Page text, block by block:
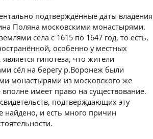
подтверждённые даты владения
Поляна московскими монастырями.
села с 1615 по 1647 год, то есть,
особенно у местных
гипотеза, что жители
сёл на берегу р.Воронеж были
монастырями из московского же
имеет право на существование.
подтверждающих эту
найдено, и есть много причин